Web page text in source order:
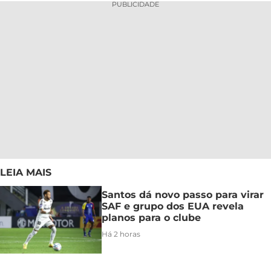
PUBLICIDADE
LEIA MAIS
Santos dá novo passo para virar
SAF e grupo dos EUA revela
planos para o clube
Há 2 horas